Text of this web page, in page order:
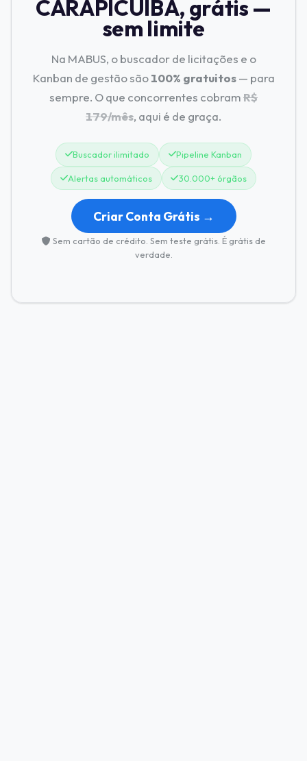
CARAPICUIBA, grátis —
sem limite
Na MABUS, o buscador de licitações e o
Kanban de gestão são100% gratuitos— para
sempre. O que concorrentes cobramR$
179/mês, aqui é de graça.
Buscador ilimitado Pipeline Kanban
Alertas automáticos 30.000+ órgãos
Criar Conta Grátis →
Sem cartão de crédito. Sem teste grátis. É grátis de
verdade.